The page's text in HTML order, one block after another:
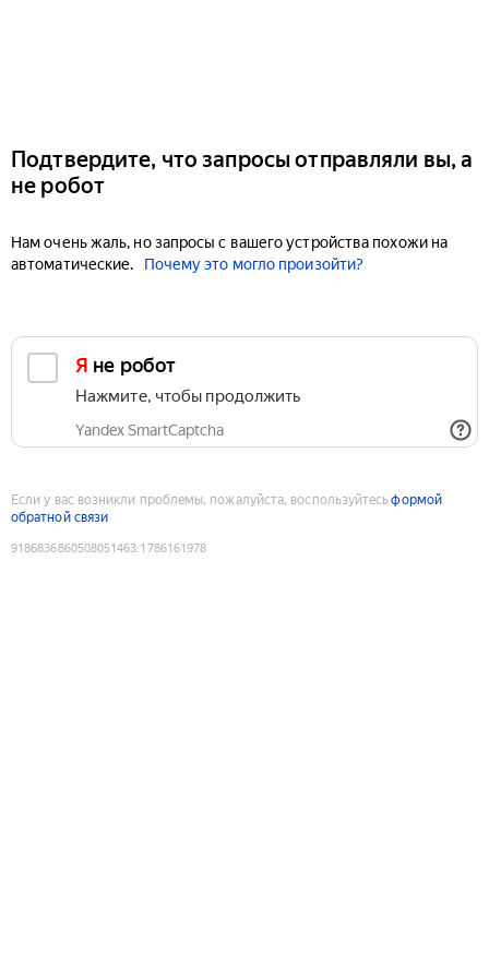
Подтвердите, что запросы отправляли вы, а
не робот
Нам очень жаль, но запросы с вашего устройства похожи на
автоматические.
Почему это могло произойти?
Я не робот
Нажмите, чтобы продолжить
Yandex SmartCaptcha
Если у вас возникли проблемы, пожалуйста, воспользуйтесьформой
обратной связи
9186836860508051463:1786161978